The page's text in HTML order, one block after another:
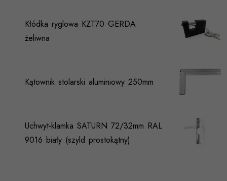
Kłódka ryglowa KZT70 GERDA
żeliwna
Kątownik stolarski aluminiowy 250mm
Uchwyt-klamka SATURN 72/32mm RAL
9016 biały (szyld prostokątny)